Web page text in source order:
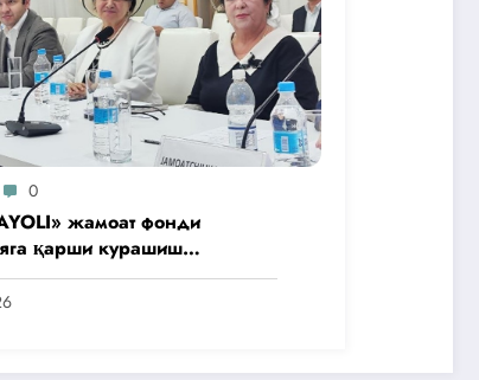
0
жамоат фонди
қарши курашиш
жамоат эшитувида
тақдим этди